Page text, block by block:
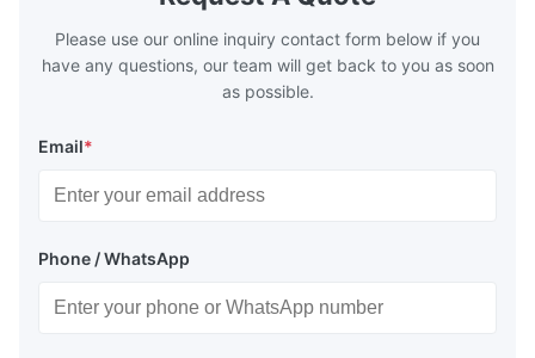
Please use our online inquiry contact form below if you
have any questions, our team will get back to you as soon
as possible.
Email*
Phone / WhatsApp